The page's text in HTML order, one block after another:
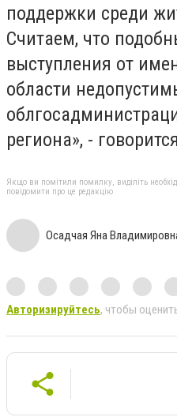
поддержки среди
Считаем, что
выступления от
области
региона», -
Якщо ви помітили помилку, виділіть
повідомити про це редакцію
Осадчая Яна
Авторизируйтесь, чтобы